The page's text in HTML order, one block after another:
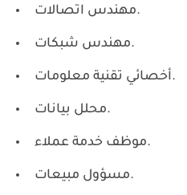
مهندس اتصالات.
مهندس شبكات.
أخصائي تقنية معلومات.
محلل بيانات.
موظف خدمة عملاء.
مسؤول مبيعات.